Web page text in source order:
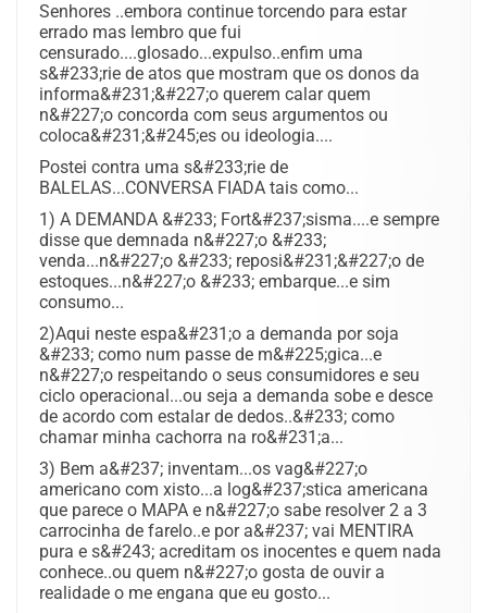
Senhores ..embora continue torcendo para estar
errado mas lembro que fui
censurado....glosado...expulso..enfim uma
s&#233;rie de atos que mostram que os donos da
informa&#231;&#227;o querem calar quem
n&#227;o concorda com seus argumentos ou
coloca&#231;&#245;es ou ideologia....
Postei contra uma s&#233;rie de
BALELAS...CONVERSA FIADA tais como...
1) A DEMANDA &#233; Fort&#237;sisma....e sempre
disse que demnada n&#227;o &#233;
venda...n&#227;o &#233; reposi&#231;&#227;o de
estoques...n&#227;o &#233; embarque...e sim
consumo...
2)Aqui neste espa&#231;o a demanda por soja
&#233; como num passe de m&#225;gica...e
n&#227;o respeitando o seus consumidores e seu
ciclo operacional...ou seja a demanda sobe e desce
de acordo com estalar de dedos..&#233; como
chamar minha cachorra na ro&#231;a...
3) Bem a&#237; inventam...os vag&#227;o
americano com xisto...a log&#237;stica americana
que parece o MAPA e n&#227;o sabe resolver 2 a 3
carrocinha de farelo..e por a&#237; vai MENTIRA
pura e s&#243; acreditam os inocentes e quem nada
conhece..ou quem n&#227;o gosta de ouvir a
realidade o me engana que eu gosto...